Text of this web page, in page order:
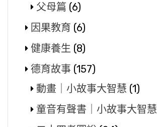
父母篇 (6)
因果教育 (6)
健康養生 (8)
德育故事 (157)
動畫｜小故事大智慧 (1)
童音有聲書｜小故事大智慧